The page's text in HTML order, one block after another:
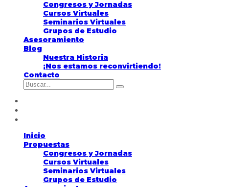
Congresos y Jornadas
Cursos Virtuales
Seminarios Virtuales
Grupos de Estudio
Asesoramiento
Blog
Nuestra Historia
¡Nos estamos reconvirtiendo!
Contacto
Inicio
Propuestas
Congresos y Jornadas
Cursos Virtuales
Seminarios Virtuales
Grupos de Estudio